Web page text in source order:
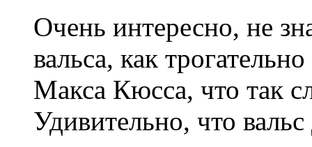
Очень интересно, не
вальса, как
Макса Кюсса, что так
Удивительно, что